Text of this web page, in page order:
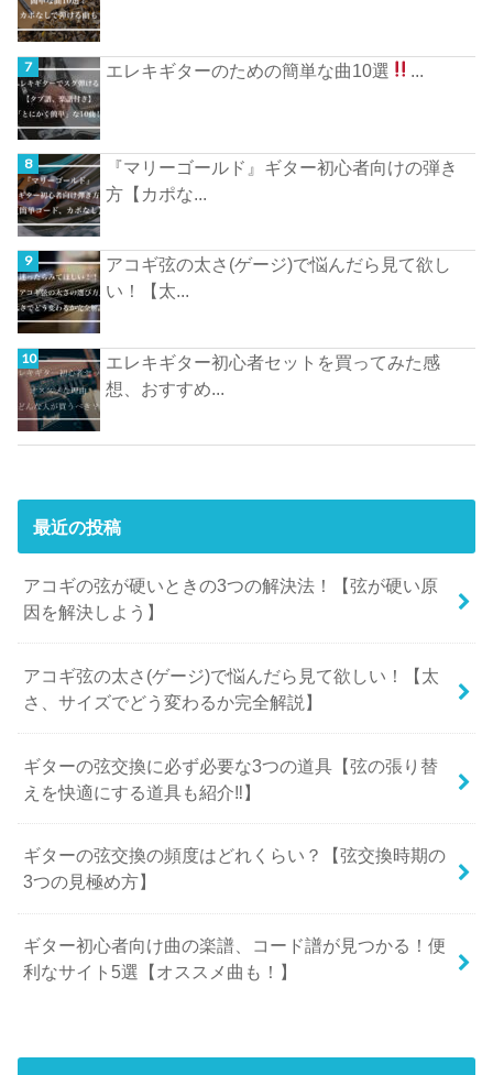
エレキギターのための簡単な曲10選
『マリーゴールド』ギター初心者向けの弾き
方【カポな...
アコギ弦の太さ(ゲージ)で悩んだら見て欲し
い！【太...
エレキギター初心者セットを買ってみた感
想、おすすめ...
最近の投稿
アコギの弦が硬いときの3つの解決法！【弦が硬い原
因を解決しよう】
アコギ弦の太さ(ゲージ)で悩んだら見て欲しい！【太
さ、サイズでどう変わるか完全解説】
ギターの弦交換に必ず必要な3つの道具【弦の張り替
えを快適にする道具も紹介‼︎】
ギターの弦交換の頻度はどれくらい？【弦交換時期の
3つの見極め方】
ギター初心者向け曲の楽譜、コード譜が見つかる！便
利なサイト5選【オススメ曲も！】